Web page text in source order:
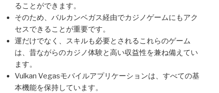
ることができます。
そのため、バルカンベガス経由でカジノゲームにもアク
セスできることが重要です。
運だけでなく、スキルも必要とされるこれらのゲーム
は、昔ながらのカジノ体験と高い収益性を兼ね備えてい
ます。
Vulkan Vegasモバイルアプリケーションは、すべての基
本機能を保持しています。